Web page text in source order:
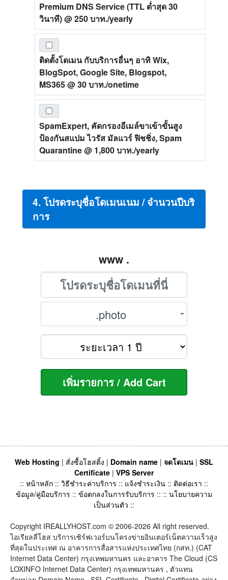
Premium DNS Service (TTL ต่ำสุด 30
วินาที)@ 250 บาท./yearly
ติดตั้งโดเมน กับบริการอื่นๆ อาทิ Wix,
BlogSpot, Google Site, Blogspot,
MS365@ 30 บาท./onetime
SpamExpert, คัดกรองอีเมล์ขาเข้าขั้นสูง
ป้องกันสแปม ไวรัส มัลแวร์ ฟิชชิ่ง, Spam
Quarantine@ 1,800 บาท./yearly
4. โปรดระบุชื่อโดเมนเนม / จำนวนปีบริ
การ
www .
.photo
Web Hosting | สั่งซื้อโฮสติ้ง | Domain name | จดโดเมน | SSL
Certificate | VPS Server
:: หน้าหลัก :: วิธีชำระค่าบริการ :: แจ้งชำระเงิน :: ติดต่อเรา ::
ข้อมูล/คู่มือบริการ :: ข้อตกลงในการรับบริการ :: :: นโยบายความ
เป็นส่วนตัว ::
Copyright IREALLYHOST.com © 2006-2026 All right reserved.
ไอเรียลลี่โฮส บริการเซิร์ฟเวอร์บนโครงข่ายอินเตอร์เน็ตความเร็วสูง
ที่สุดในประเทศ ณ อาคารการสื่อสารแห่งประเทศไทย (กสท.) (CAT
Internet Data Center) กรุงเทพมหานคร และอาคาร The Cloud (CS
LOXINFO Internet Data Center) กรุงเทพมหานคร , ตัวแทน